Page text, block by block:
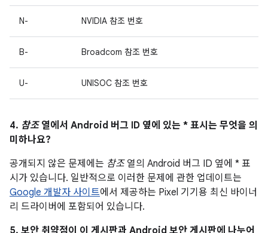
N- NVIDIA 참조 번호
B- Broadcom 참조 번호
U- UNISOC 참조 번호
4. 참조열에서 Android 버그 ID 옆에 있는 * 표시는 무엇을 의
미하나요?
공개되지 않은 문제에는 참조열의 Android 버그 ID 옆에 * 표
시가 있습니다. 일반적으로 이러한 문제에 관한 업데이트는
Google 개발자 사이트에서 제공하는 Pixel 기기용 최신 바이너
리 드라이버에 포함되어 있습니다.
5. 보안 취약점이 이 게시판과 Android 보안 게시판에 나누어